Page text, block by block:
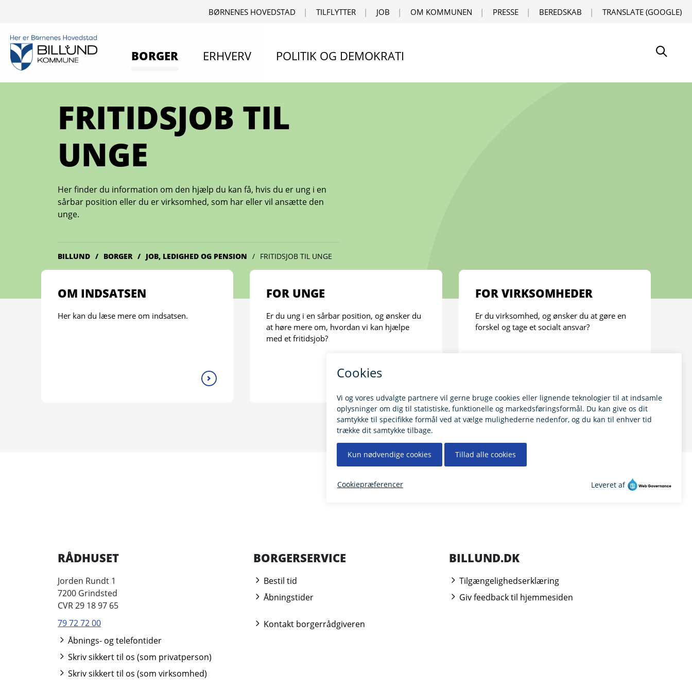
BØRNENES HOVEDSTAD TILFLYTTER JOB OM KOMMUNEN PRESSE BEREDSKAB TRANSLATE (GOOGLE)
BORGER ERHVERV POLITIK OG DEMOKRATI Søg
FRITIDSJOB TIL
UNGE
Her finder du information om den hjælp du kan få, hvis du er ung i en
sårbar position eller du er virksomhed, som har eller vil ansætte den
unge.
BILLUND BORGER JOB, LEDIGHED OG PENSION FRITIDSJOB TIL UNGE
OM INDSATSEN
Her kan du læse mere om indsatsen.
FOR UNGE
Er du ung i en sårbar position, og ønsker du
at høre mere om, hvordan vi kan hjælpe
med et fritidsjob?
FOR VIRKSOMHEDER
Er du virksomhed, og ønsker du at gøre en
forskel og tage et socialt ansvar?
RÅDHUSET
Jorden Rundt 1
7200 Grindsted
CVR 29 18 97 65
79 72 72 00
Åbnings- og telefontider
Skriv sikkert til os (som privatperson)
Skriv sikkert til os (som virksomhed)
BORGERSERVICE
Bestil tid
Åbningstider
Kontakt borgerrådgiveren
BILLUND.DK
Tilgængelighedserklæring
Giv feedback til hjemmesiden